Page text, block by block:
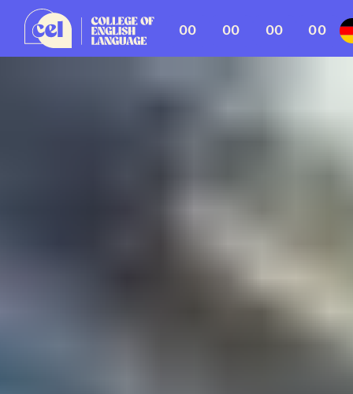
00 00 00 00